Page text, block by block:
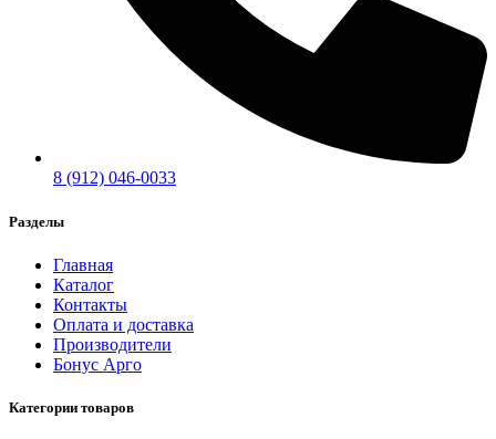
8 (912) 046-0033
Разделы
Главная
Каталог
Контакты
Оплата и доставка
Производители
Бонус Арго
Категории товаров